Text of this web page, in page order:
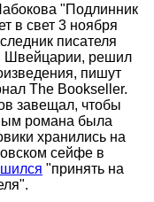
"Подлинник
в свет 3 ноября
писателя
Швейцарии, решил
пишут
The Bookseller.
завещал, чтобы
романа была
хранились на
сейфе в
"принять на